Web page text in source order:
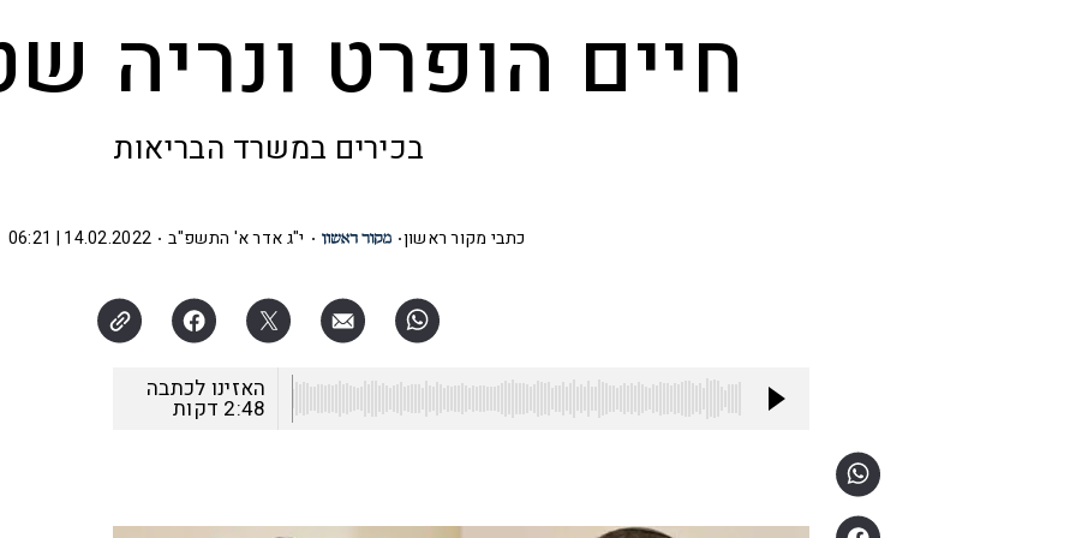
חיים הופרט ונריה
בכירים במשרד הבריאות
כתבי מקור ראשון י"ג אדר א' התשפ"ב 14.02.2022 | 06:21
האזינו לכתבה
2:48 דקות